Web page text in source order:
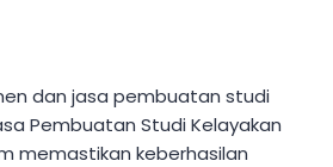
dan jasa pembuatan studi
Pembuatan Studi Kelayakan
memastikan keberhasilan